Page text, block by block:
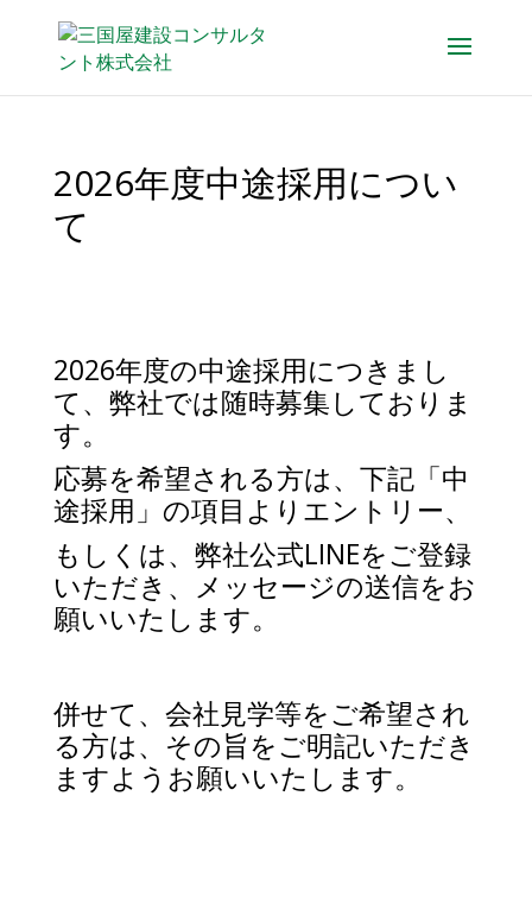
2026年度中途採用につい
て
2026年度の中途採用につきまし
て、弊社では随時募集しておりま
す。
応募を希望される方は、下記「中
途採用」の項目よりエントリー、
もしくは、弊社公式LINEをご登録
いただき、メッセージの送信をお
願いいたします。
併せて、会社見学等をご希望され
る方は、その旨をご明記いただき
ますようお願いいたします。